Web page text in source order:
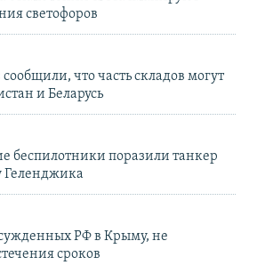
светофоров
что часть складов могут
и Беларусь
беспилотники поразили танкер
Геленджика
РФ в Крыму, не
сроков